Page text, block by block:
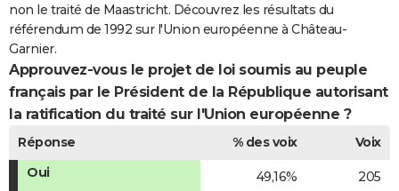
non le traité de Maastricht. Découvrez les résultats du
référendum de 1992 sur l'Union européenne à Château-
Garnier.
Approuvez-vous le projet de loi soumis au peuple
français par le Président de la République autorisant
la ratification du traité sur l'Union européenne ?
Réponse % des voix
Voix
Oui
49,16% 205